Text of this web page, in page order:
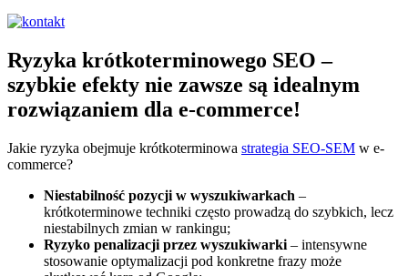
Ryzyka krótkoterminowego SEO –
szybkie efekty nie zawsze są idealnym
rozwiązaniem dla e-commerce!
Jakie ryzyka obejmuje krótkoterminowa strategia SEO-SEM w e-
commerce?
Niestabilność pozycji w wyszukiwarkach –
krótkoterminowe techniki często prowadzą do szybkich, lecz
niestabilnych zmian w rankingu;
Ryzyko penalizacji przez wyszukiwarki – intensywne
stosowanie optymalizacji pod konkretne frazy może